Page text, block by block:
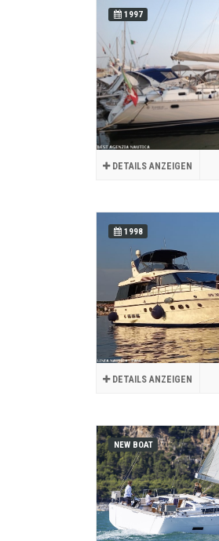
1997
DETAILS ANZEIGEN
1998
DETAILS ANZEIGEN
NEW BOAT